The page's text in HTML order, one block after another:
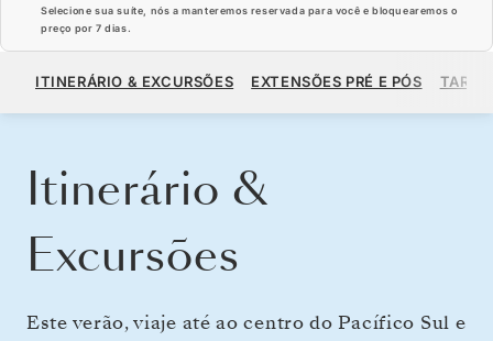
Selecione sua suíte, nós a manteremos reservada para você e bloquearemos o
preço por 7 dias.
A PARTIR DE US$ 3.440
ITINERÁRIO & EXCURSÕES EXTENSÕES PRÉ E PÓS
Itinerário &
Excursões
Este verão, viaje até ao centro do Pacífico Sul e